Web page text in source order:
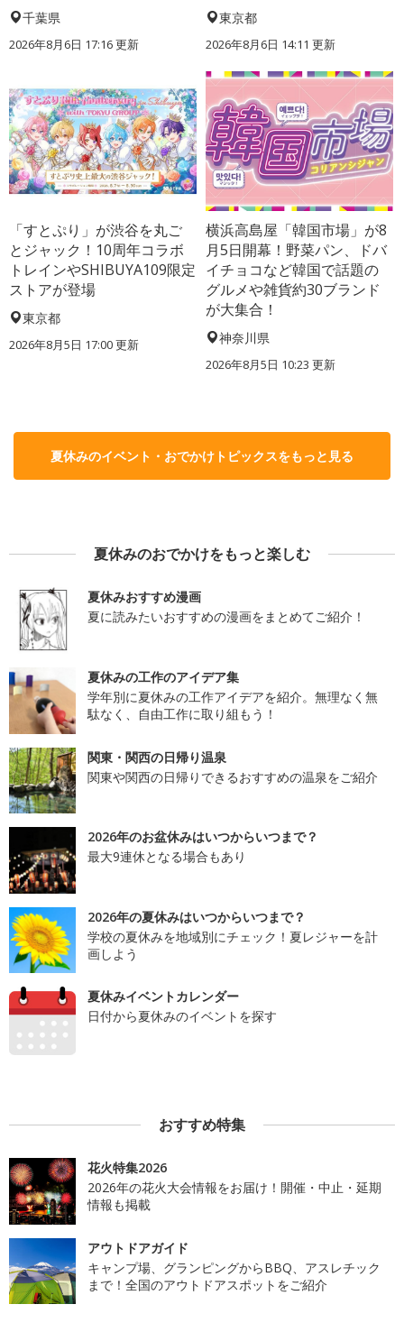
千葉県
2026年8月6日 17:16更新
東京都
2026年8月6日 14:11 更新
「すとぷり」が渋谷を丸ご
とジャック！10周年コラボ
トレインやSHIBUYA109限定
ストアが登場
東京都
2026年8月5日 17:00更新
横浜高島屋「韓国市場」が8
月5日開幕！野菜パン、ドバ
イチョコなど韓国で話題の
グルメや雑貨約30ブランド
が大集合！
神奈川県
2026年8月5日 10:23 更新
夏休みのイベント・おでかけトピックスをもっと見る
夏休みのおでかけをもっと楽しむ
夏休みおすすめ漫画
夏に読みたいおすすめの漫画をまとめてご紹介！
夏休みの工作のアイデア集
学年別に夏休みの工作アイデアを紹介。無理なく無
駄なく、自由工作に取り組もう！
関東・関西の日帰り温泉
関東や関西の日帰りできるおすすめの温泉をご紹介
2026年のお盆休みはいつからいつまで？
最大9連休となる場合もあり
2026年の夏休みはいつからいつまで？
学校の夏休みを地域別にチェック！夏レジャーを計
画しよう
夏休みイベントカレンダー
日付から夏休みのイベントを探す
おすすめ特集
花火特集2026
2026年の花火大会情報をお届け！開催・中止・延期
情報も掲載
アウトドアガイド
キャンプ場、グランピングからBBQ、アスレチック
まで！全国のアウトドアスポットをご紹介